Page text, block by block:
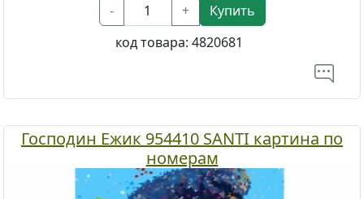
- +
Купить
код товара: 4820681
Господин Ежик 954410 SANTI картина по
номерам